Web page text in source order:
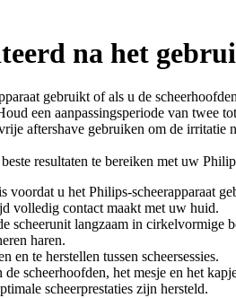
na het
gebruikt of als u de
een aanpassingsperiode van twee
aftershave gebruiken om de irritatie
resultaten te bereiken met uw
voordat u het Philips-scheerapparaat
volledig contact maakt met uw huid.
scheerunit langzaam in cirkelvormige
haren.
te herstellen tussen scheersessies.
scheerhoofden, het mesje en het
scheerprestaties zijn hersteld.